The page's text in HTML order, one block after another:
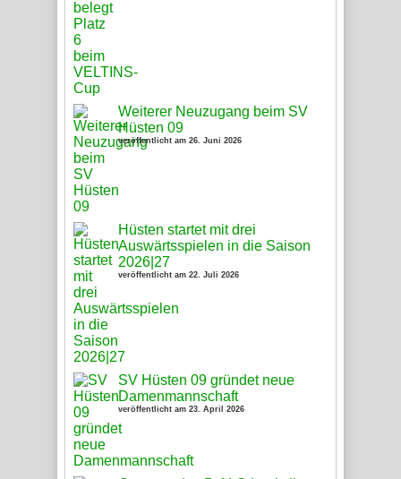
Weiterer Neuzugang beim SV
Hüsten 09
veröffentlicht am 26. Juni 2026
Hüsten startet mit drei
Auswärtsspielen in die Saison
2026|27
veröffentlicht am 22. Juli 2026
SV Hüsten 09 gründet neue
Damenmannschaft
veröffentlicht am 23. April 2026